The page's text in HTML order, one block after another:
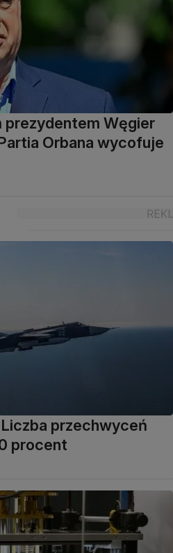
prezydentem Węgier
Orbana wycofuje
Liczba przechwyceń
procent